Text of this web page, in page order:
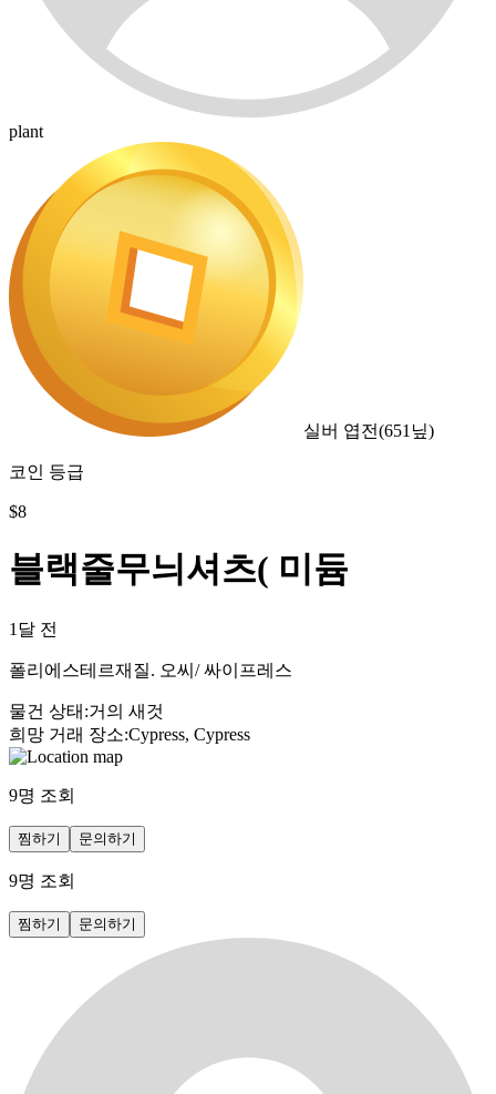
plant
실버 엽전(651 닢)
코인 등급
$8
블랙줄무늬셔츠( 미듐
1달 전
폴리에스테르재질. 오씨/ 싸이프레스
물건 상태 :거의 새것
희망 거래 장소:Cypress, Cypress
9명 조회
찜하기 문의하기
9명 조회
찜하기 문의하기